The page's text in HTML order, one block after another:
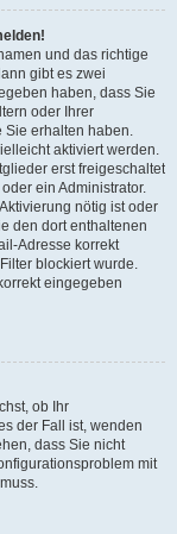
und das richtige
gibt es zwei
haben, dass Sie
oder Ihrer
Sie erhalten haben.
aktiviert werden.
erst freigeschaltet
ein Administrator.
nötig ist oder
den dort enthaltenen
Adresse korrekt
blockiert wurde.
eingegeben
ob Ihr
der Fall ist, wenden
dass Sie nicht
mit